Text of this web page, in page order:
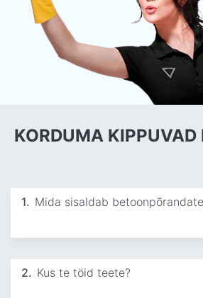
KORDUMA KIPPUVAD
1. Mida sisaldab
2. Kus te töid teete?